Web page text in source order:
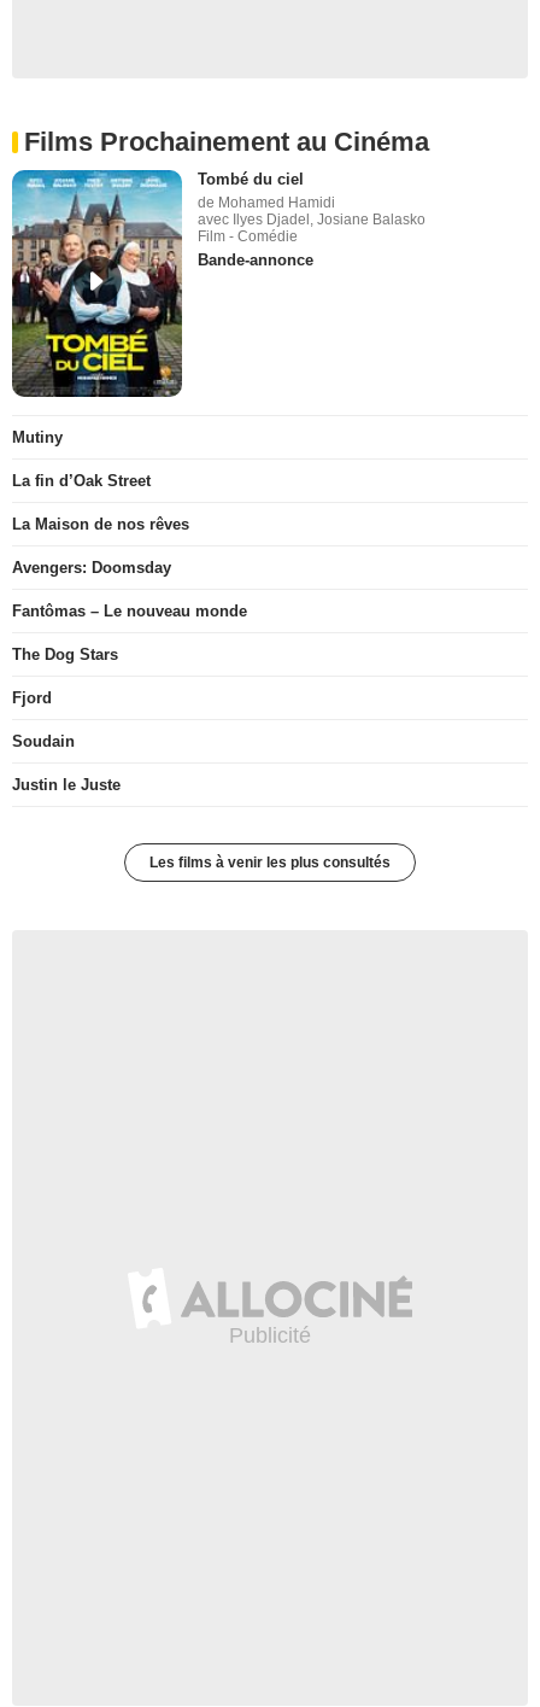
Films Prochainement au Cinéma
Tombé du ciel
de Mohamed Hamidi
avec Ilyes Djadel, Josiane Balasko
Film - Comédie
Bande-annonce
Mutiny
La fin d’Oak Street
La Maison de nos rêves
Avengers: Doomsday
Fantômas – Le nouveau monde
The Dog Stars
Fjord
Soudain
Justin le Juste
Les films à venir les plus consultés